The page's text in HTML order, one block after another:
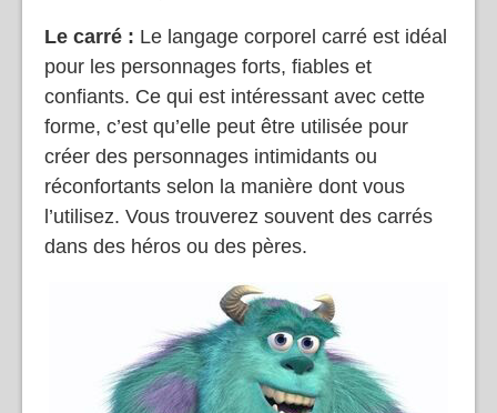
Le carré : Le langage corporel carré est idéal
pour les personnages forts, fiables et
confiants. Ce qui est intéressant avec cette
forme, c’est qu’elle peut être utilisée pour
créer des personnages intimidants ou
réconfortants selon la manière dont vous
l’utilisez. Vous trouverez souvent des carrés
dans des héros ou des pères.